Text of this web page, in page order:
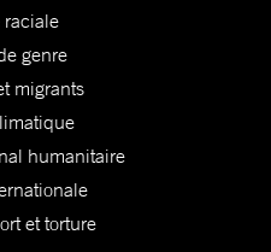
raciale
genre
migrants
humanitaire
et torture